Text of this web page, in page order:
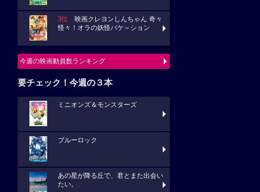
3位 映画クレヨンしんちゃん 奇々
怪々！オラの妖怪バケ～ション
今週の映画動員数ランキング
要チェック！今週の３本
ミニオンズ＆モンスターズ
ブルーロック
あの星が降る丘で、君とまた出会い
たい。